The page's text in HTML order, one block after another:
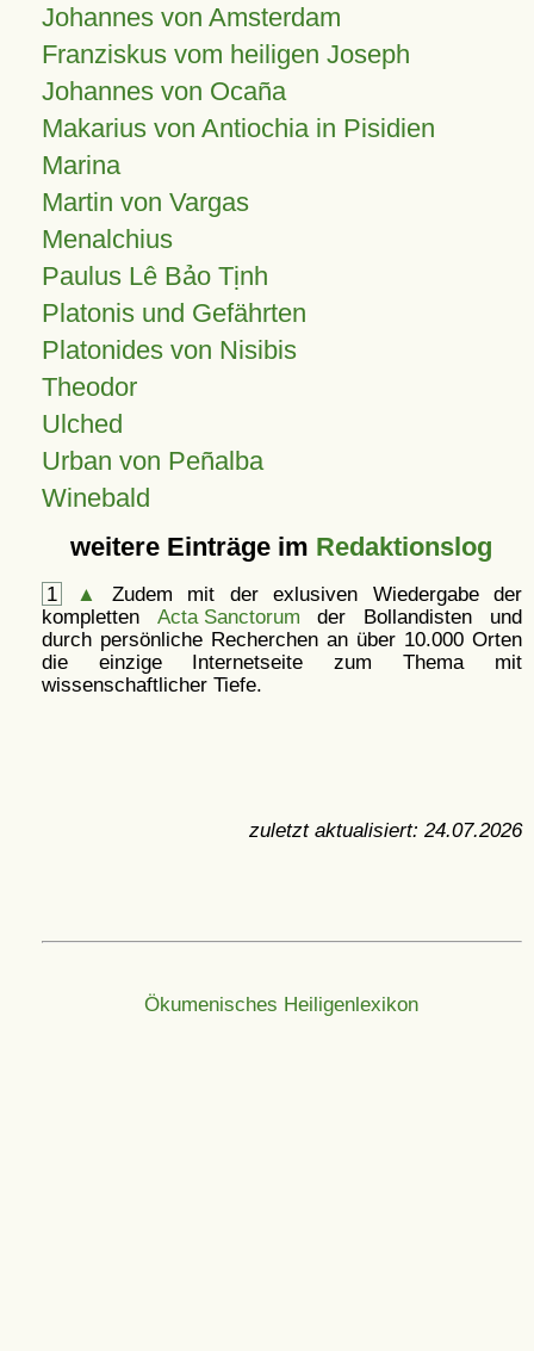
Johannes von Amsterdam
Franziskus vom heiligen Joseph
Johannes von Ocaña
Makarius von Antiochia in Pisidien
Marina
Martin von Vargas
Menalchius
Paulus Lê Bảo Tịnh
Platonis und Gefährten
Platonides von Nisibis
Theodor
Ulched
Urban von Peñalba
Winebald
weitere Einträge im Redaktionslog
1 ▲
Zudem mit der exlusiven Wiedergabe der
kompletten Acta Sanctorum der Bollandisten und
durch persönliche Recherchen an über 10.000 Orten
die einzige Internetseite zum Thema mit
wissenschaftlicher Tiefe.
zuletzt aktualisiert: 24.07.2026
Ökumenisches Heiligenlexikon